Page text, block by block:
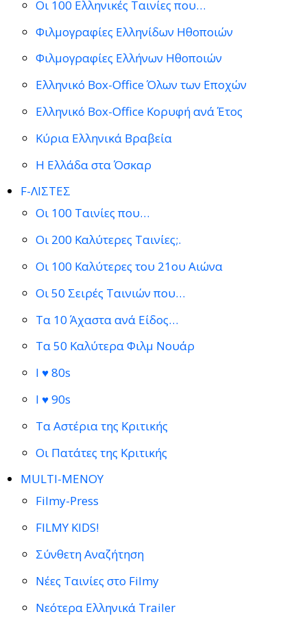
Οι 100 Ελληνικές Ταινίες που…
Φιλμογραφίες Ελληνίδων Ηθοποιών
Φιλμογραφίες Ελλήνων Ηθοποιών
Ελληνικό Box-Office Όλων των Εποχών
Ελληνικό Box-Office Κορυφή ανά Έτος
Κύρια Ελληνικά Βραβεία
Η Ελλάδα στα Όσκαρ
F-ΛΙΣΤΕΣ
Οι 100 Ταινίες που…
Οι 200 Καλύτερες Ταινίες;.
Οι 100 Καλύτερες του 21ου Αιώνα
Οι 50 Σειρές Ταινιών που…
Τα 10 Άχαστα ανά Είδος…
Τα 50 Καλύτερα Φιλμ Νουάρ
I ♥ 80s
I ♥ 90s
Τα Αστέρια της Κριτικής
Οι Πατάτες της Κριτικής
MULTI-ΜΕΝΟΥ
Filmy-Press
FILMY KIDS!
Σύνθετη Αναζήτηση
Νέες Ταινίες στο Filmy
Νεότερα Ελληνικά Trailer